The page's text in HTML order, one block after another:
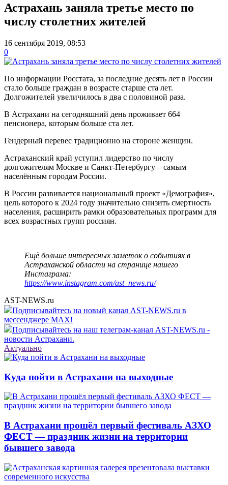
Астрахань заняла третье место по
числу столетних жителей
16 сентября 2019, 08:53
0
По информации Росстата, за последние десять лет в России
стало больше граждан в возрасте старше ста лет.
Долгожителей увеличилось в два с половиной раза.
В Астрахани на сегодняшний день проживает 664
пенсионера, которым больше ста лет.
Гендерный перевес традиционно на стороне женщин.
Астраханский край уступил лидерство по числу
долгожителям Москве и Санкт-Петербургу – самым
населённым городам России.
В России развивается национальный проект «Демография»,
цель которого к 2024 году значительно снизить смертность
населения, расширить рамки образовательных программ для
всех возрастных групп россиян.
Ещё больше интересных заметок о событиях в
Астраханской области на странице нашего
Инстаграма:
https://www.instagram.com/ast_news.ru/
AST-NEWS.ru
Подписывайтесь на новый канал AST-NEWS.ru в
мессенджере MAX!
Подписывайтесь на наш телеграм-канал AST-NEWS.ru -
новости Астрахани.
Актуально
Куда пойти в Астрахани на выходные
В Астрахани прошёл первый фестиваль АЗХО
ФЕСТ — праздник жизни на территории
бывшего завода